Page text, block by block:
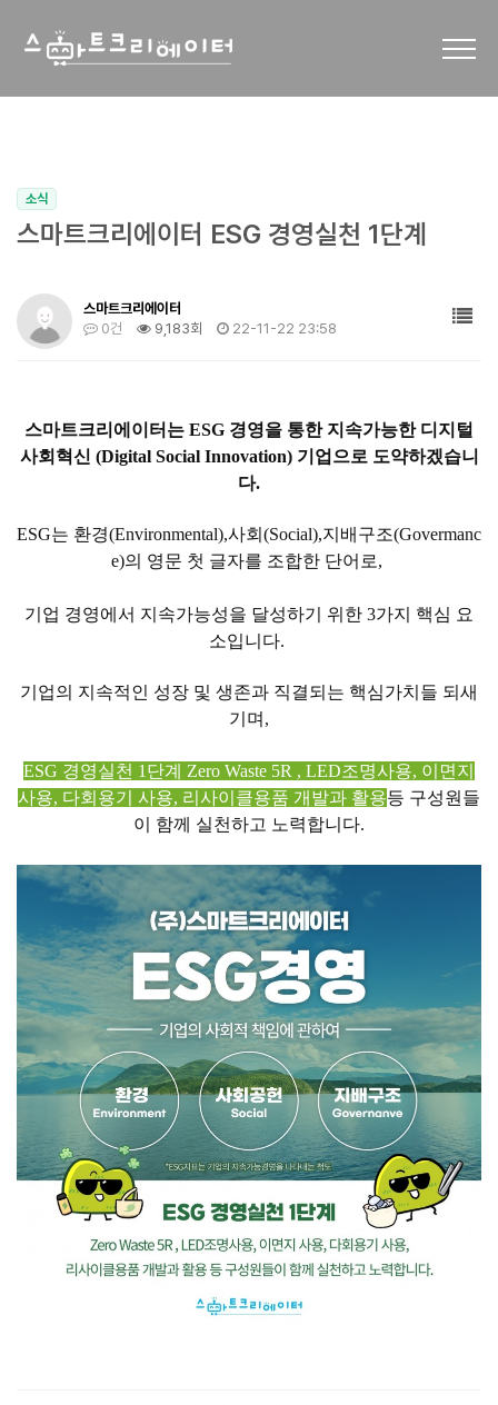
소식
스마트크리에이터 ESG 경영실천 1단계
스마트크리에이터
0건
9,183회 22-11-22 23:58
스마트크리에이터는 ESG 경영을 통한 지속가능한 디지털
사회혁신 (Digital Social Innovation) 기업으로 도약하겠습니
다.
ESG는 환경(Environmental),사회(Social),지배구조(Govermanc
e)의 영문 첫 글자를 조합한 단어로,
기업 경영에서 지속가능성을 달성하기 위한 3가지 핵심 요
소입니다.
기업의 지속적인 성장 및 생존과 직결되는 핵심가치들 되새
기며,
ESG 경영실천 1단계 Zero Waste 5R , LED조명사용, 이면지
사용, 다회용기 사용, 리사이클용품 개발과 활용등 구성원들
이 함께 실천하고 노력합니다.